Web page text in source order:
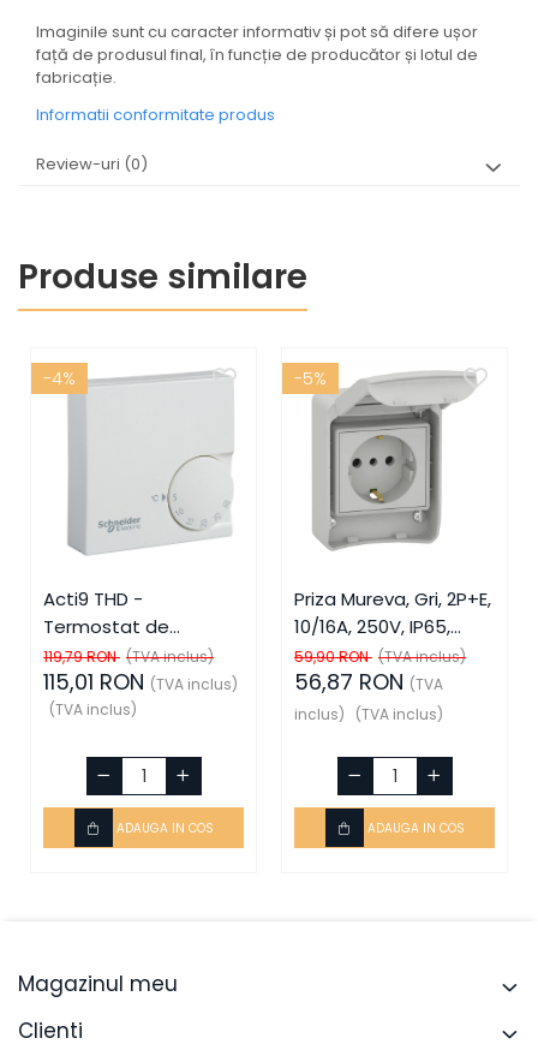
Imaginile sunt cu caracter informativ și pot să difere ușor
față de produsul final, în funcție de producător și lotul de
fabricație.
Informatii conformitate produs
Review-uri (0)
Produse similare
-4%
Acti9 THD -
Termostat de
ambient, SCH-15870,
Schneider Electric -
Schneider
119,79 RON (TVA inclus)
115,01 RON (TVA inclus)
(TVA inclus)
ADAUGA IN COS
-5%
Priza Mureva, Gri, 2P+E,
10/16A, 250V, IP65,
SCH-81141, Schneider
Electric - Schneider
59,90 RON (TVA inclus)
56,87 RON (TVA
inclus)
(TVA inclus)
ADAUGA IN COS
Magazinul meu
Clienti